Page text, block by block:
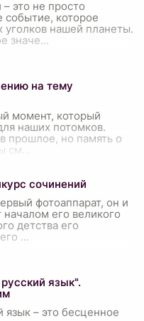
это не просто
событие, которое
уголков нашей планеты.
значе...
на тему
момент, который
наших потомков.
прошлое, но память о
см
сочинений
фотоаппарат, он и
началом его великого
детства его
...
язык".
язык – это бесценное